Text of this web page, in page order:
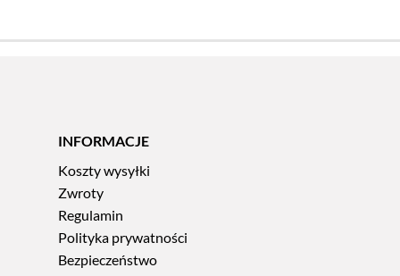
INFORMACJE
Koszty wysyłki
Zwroty
Regulamin
Polityka prywatności
Bezpieczeństwo